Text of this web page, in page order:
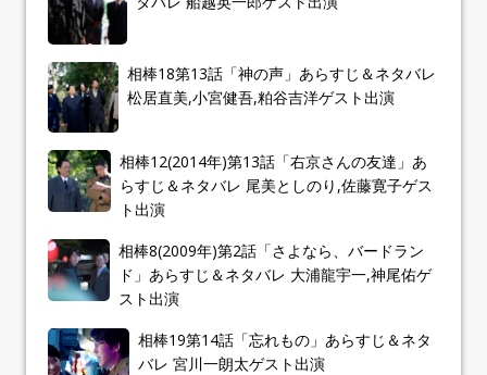
相棒18第13話「神の声」あらすじ＆ネタバレ
松居直美,小宮健吾,粕谷吉洋ゲスト出演
相棒12(2014年)第13話「右京さんの友達」あ
らすじ＆ネタバレ 尾美としのり,佐藤寛子ゲス
ト出演
相棒8(2009年)第2話「さよなら、バードラン
ド」あらすじ＆ネタバレ 大浦龍宇一,神尾佑ゲ
スト出演
相棒19第14話「忘れもの」あらすじ＆ネタ
バレ 宮川一朗太ゲスト出演